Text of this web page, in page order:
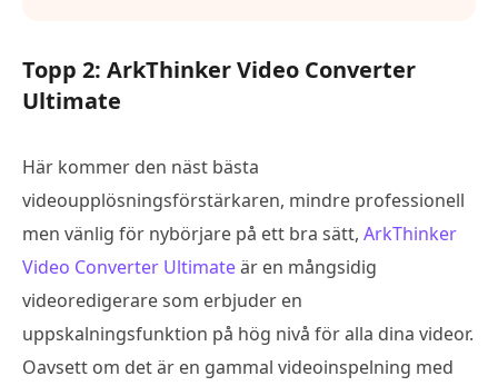
Topp 2: ArkThinker Video Converter
Ultimate
Här kommer den näst bästa
videoupplösningsförstärkaren, mindre professionell
men vänlig för nybörjare på ett bra sätt, ArkThinker
Video Converter Ultimateär en mångsidig
videoredigerare som erbjuder en
uppskalningsfunktion på hög nivå för alla dina videor.
Oavsett om det är en gammal videoinspelning med